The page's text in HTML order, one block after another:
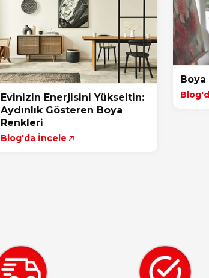
Evinizin Enerjisini Yükseltin:
Aydınlık Gösteren Boya
Renkleri
Blog'da İncele
Boya